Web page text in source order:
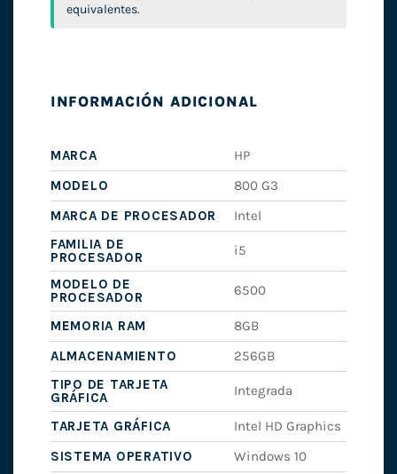
equivalentes.
INFORMACIÓN ADICIONAL
MARCA
HP
MODELO
800 G3
MARCA DE PROCESADOR
Intel
FAMILIA DE
PROCESADOR
i5
MODELO DE
PROCESADOR
6500
MEMORIA RAM
8GB
ALMACENAMIENTO
256GB
TIPO DE TARJETA
GRÁFICA
Integrada
TARJETA GRÁFICA
Intel HD Graphics
SISTEMA OPERATIVO
Windows 10